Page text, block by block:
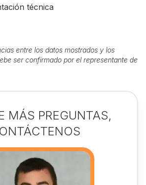
técnica
entre los datos mostrados y los
ser confirmado por el representante de
MÁS PREGUNTAS,